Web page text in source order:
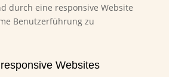
durch eine responsive Website
Benutzerführung zu
Websites